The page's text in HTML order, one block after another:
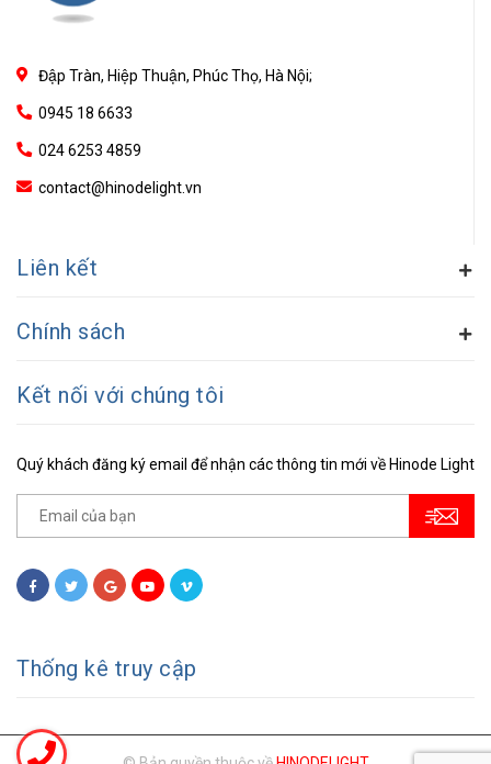
Đập Tràn, Hiệp Thuận, Phúc Thọ, Hà Nội;
0945 18 6633
024 6253 4859
contact@hinodelight.vn
Liên kết
Chính sách
Kết nối với chúng tôi
Quý khách đăng ký email để nhận các thông tin mới về Hinode Light
Thống kê truy cập